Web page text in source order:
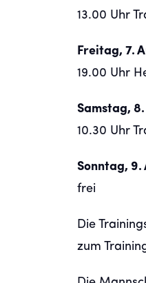
13.00 Uhr
Freitag, 7.
19.00 Uhr
Samstag,
10.30 Uhr
Sonntag, 9.
frei
Die
zum